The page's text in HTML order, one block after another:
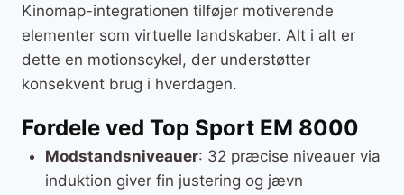
Kinomap-integrationen tilføjer motiverende
elementer som virtuelle landskaber. Alt i alt er
dette en motionscykel, der understøtter
konsekvent brug i hverdagen.
Fordele ved Top Sport EM 8000
Modstandsniveauer: 32 præcise niveauer via
induktion giver fin justering og jævn